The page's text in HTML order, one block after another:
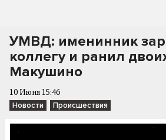
УМВД: именинник
коллегу и ранил
Макушино
10 Июня 15:46
Новости Происшествия